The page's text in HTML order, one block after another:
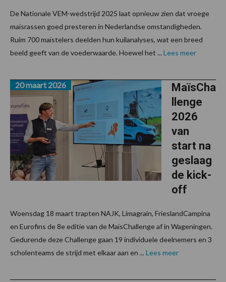
De Nationale VEM-wedstrijd 2025 laat opnieuw zien dat vroege
maïsrassen goed presteren in Nederlandse omstandigheden.
Ruim 700 maïstelers deelden hun kuilanalyses, wat een breed
beeld geeft van de voederwaarde. Hoewel het ... Lees meer
MaïsCha
llenge
2026
van
start na
geslaag
de kick-
off
20 maart 2026
Woensdag 18 maart trapten NAJK, Limagrain, FrieslandCampina
en Eurofins de 8e editie van de MaïsChallenge af in Wageningen.
Gedurende deze Challenge gaan 19 individuele deelnemers en 3
scholenteams de strijd met elkaar aan en ... Lees meer